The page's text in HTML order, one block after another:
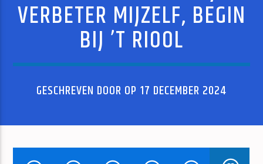
HUIDIG NUMMER
VERBETER MIJZELF, BEGIN
BIJ ’T RIOOL
GESCHREVEN DOOR OP 17 DECEMBER 2024